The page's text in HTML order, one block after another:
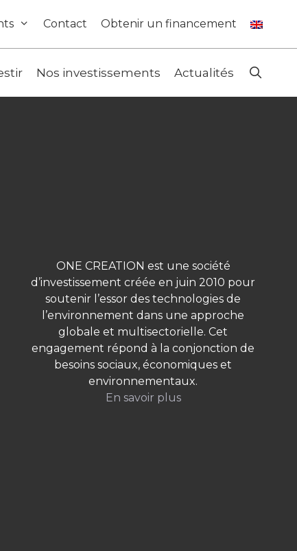
Contact Obtenir un financement
Nos investissements Actualités
ONE CREATION est une société
d’investissement créée en juin 2010 pour
soutenir l’essor des technologies de
l’environnement dans une approche
globale et multisectorielle. Cet
engagement répond à la conjonction de
besoins sociaux, économiques et
environnementaux.
En savoir plus